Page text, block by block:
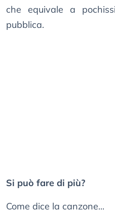
che equivale a
pubblica.
Si può fare di più?
Come dice la canzone...